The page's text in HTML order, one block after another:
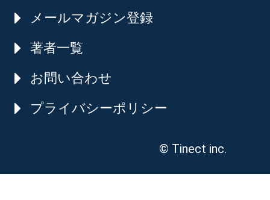
メールマガジン登録
著者一覧
お問い合わせ
プライバシーポリシー
© Tinect inc.